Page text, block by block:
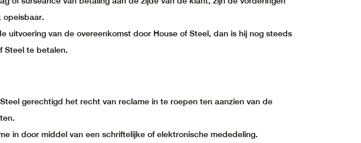
opeisbaar.
uitvoering van de overeenkomst door House of Steel, dan is hij nog steeds
Steel te betalen.
gerechtigd het recht van reclame in te roepen ten aanzien van de
in door middel van een schriftelijke of elektronische mededeling.